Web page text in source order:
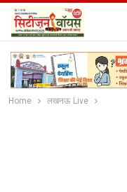
Home लखनऊ Live